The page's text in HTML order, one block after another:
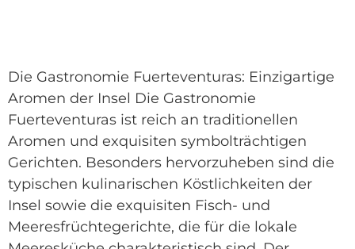
Die Gastronomie Fuerteventuras: Einzigartige
Aromen der Insel Die Gastronomie
Fuerteventuras ist reich an traditionellen
Aromen und exquisiten symbolträchtigen
Gerichten. Besonders hervorzuheben sind die
typischen kulinarischen Köstlichkeiten der
Insel sowie die exquisiten Fisch- und
Meeresfrüchtegerichte, die für die lokale